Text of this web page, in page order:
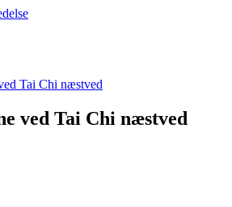
Tai Chi næstved
ved Tai Chi næstved